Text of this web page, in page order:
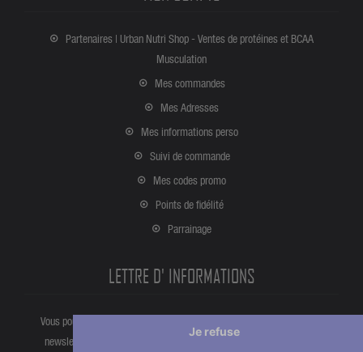
Je refuse
Partenaires | Urban Nutri Shop - Ventes de protéines et BCAA
Musculation
Mes commandes
Mes Adresses
Mes informations perso
Suivi de commande
Mes codes promo
Points de fidélité
Parrainage
LETTRE D' INFORMATIONS
Vous pouvez vous désinscrire à tout moment directement partir de la
newsletter. Ou bien à partir de nos informations de contact dans les